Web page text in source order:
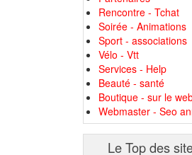
Rencontre - Tchat
Soirée - Animations
Sport - associations
Vélo - Vtt
Services - Help
Beauté - santé
Boutique - sur le
Webmaster - Seo
Le Top des